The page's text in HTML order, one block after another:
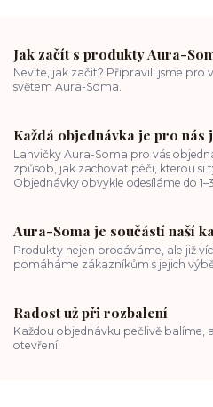
Jak začít s produkty Aura-
Nevíte, jak začít? Připravili jsme pro
světem Aura-Soma.
Každá objednávka je pro nás
Lahvičky Aura-Soma pro vás
způsob, jak zachovat péči, kterou si
Objednávky obvykle odesíláme do
Aura-Soma je součástí naší
Produkty nejen prodáváme, ale již
pomáháme zákazníkům s jejich
Radost už při rozbalení
Každou objednávku pečlivě balíme,
otevření.